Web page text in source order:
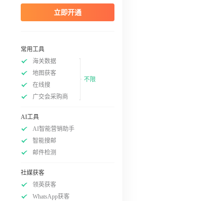
立即开通
常用工具
海关数据
地图获客
在线搜
广交会采购商
不限
AI工具
AI智能营销助手
智能搜邮
邮件检测
社媒获客
领英获客
WhatsApp获客